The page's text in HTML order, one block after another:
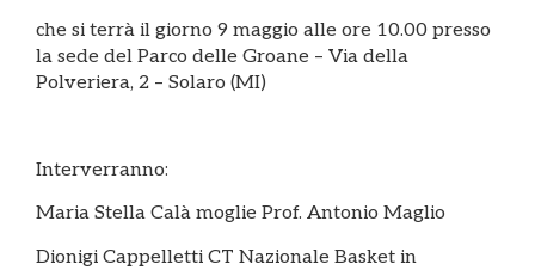
che si terrà il giorno 9 maggio alle ore 10.00 presso
la sede del Parco delle Groane – Via della
Polveriera, 2 – Solaro (MI)
Interverranno:
Maria Stella Calà moglie Prof. Antonio Maglio
Dionigi Cappelletti CT Nazionale Basket in